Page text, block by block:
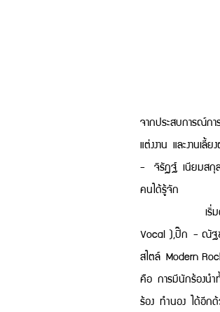
จากประสบการณ์กา
แต่งงาน และงาน
- จิรัฏฐ์ เนียมสกุล
คนได้รู้จัก
เริ่มด้วย กลุ่ม
Vocal ),ปิ๊ก - ณัฐ
สไตล์ Modern
คือ การมีนักร้องนำ
ร้อง ทำนอง ได้อีก